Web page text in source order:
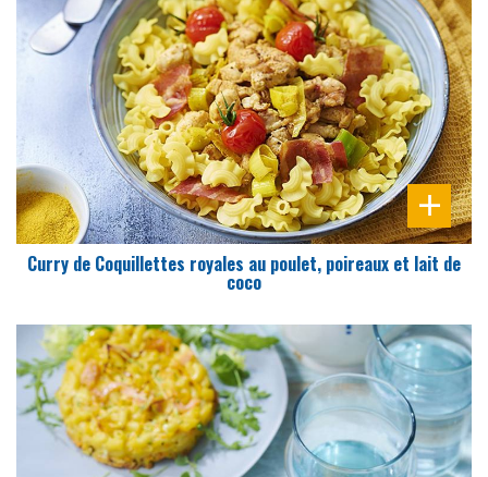
PRÉPARATION
10 Min
Curry de Coquillettes royales au poulet, poireaux et lait de
coco
DIFFICULTÉ